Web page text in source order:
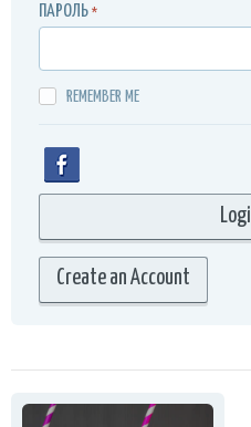
ПАРОЛЬ *
REMEMBER ME
Create an Account